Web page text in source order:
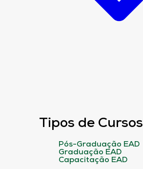
Tipos de Cursos
Pós-Graduação EAD
Graduação EAD
Capacitação EAD